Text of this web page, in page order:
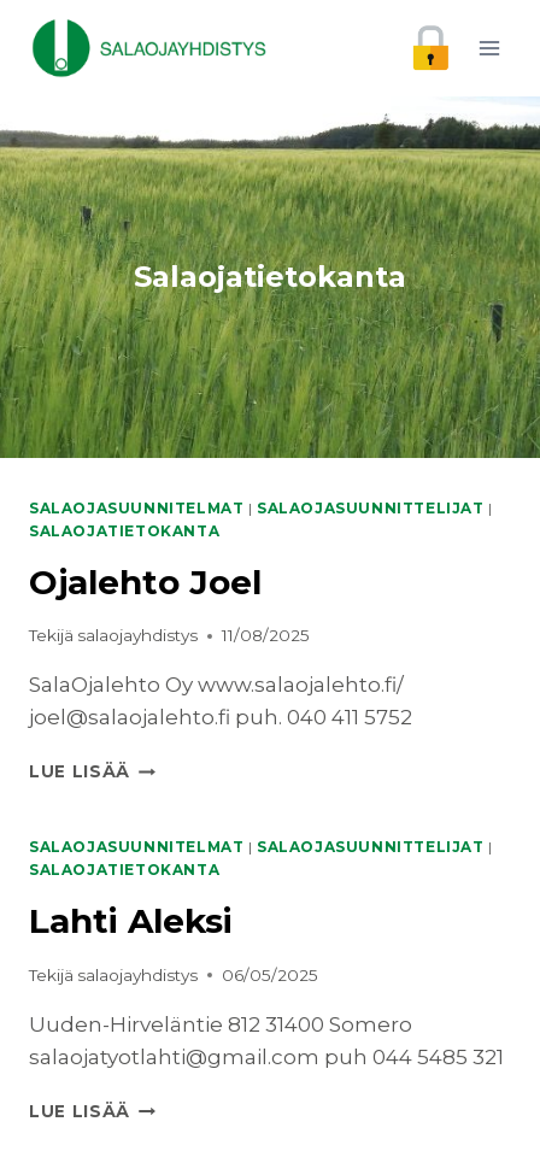
sisältöön
Salaojatietokanta
SALAOJASUUNNITELMAT | SALAOJASUUNNITTELIJAT |
SALAOJATIETOKANTA
Ojalehto Joel
Tekijä salaojayhdistys 11/08/2025
SalaOjalehto Oy www.salaojalehto.fi/
joel@salaojalehto.fi puh. 040 411 5752
LUE LISÄÄ OJALEHTO
SALAOJASUUNNITELMAT | SALAOJASUUNNITTELIJAT |
SALAOJATIETOKANTA
Lahti Aleksi
Tekijä salaojayhdistys 06/05/2025
Uuden-Hirveläntie 812 31400 Somero
salaojatyotlahti@gmail.com puh 044 5485 321
LUE LISÄÄ LAHTI